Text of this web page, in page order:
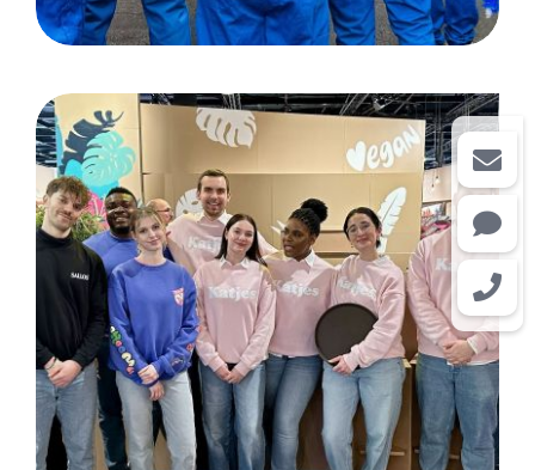
ISM Cologne, Katjes Fassin
GmbH & Co.KG inkl. Marke
Sallos und Ahoj Brause